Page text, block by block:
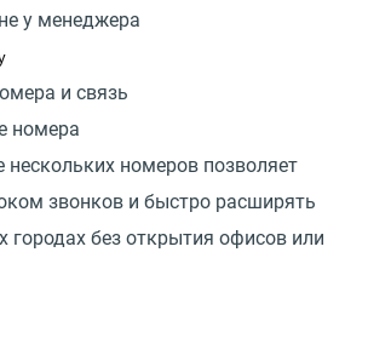
у менеджера
и связь
номера
нескольких номеров позволяет
звонков и быстро расширять
городах без открытия офисов или